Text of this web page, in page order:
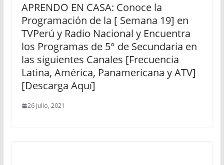
APRENDO EN CASA: Conoce la
Programación de la [ Semana 19] en
TVPerú y Radio Nacional y Encuentra
los Programas de 5° de Secundaria en
las siguientes Canales [Frecuencia
Latina, América, Panamericana y ATV]
[Descarga Aquí]
26 julio, 2021